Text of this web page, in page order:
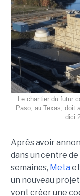
Le chantier du futur
Paso, au Texas, doit
dici
Après avoir
dans un centre de
semaines, Meta
un nouveau
vont créer une